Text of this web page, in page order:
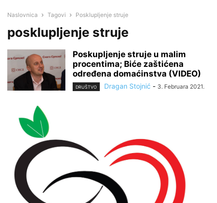
Naslovnica Tagovi Posklupljenje struje
posklupljenje struje
Poskupljenje struje u malim
procentima; Biće zaštićena
određena domaćinstva (VIDEO)
DRUŠTVO Dragan Stojnić - 3. Februara 2021.